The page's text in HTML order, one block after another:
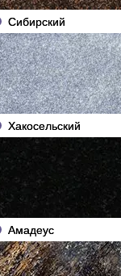
Сибирский
Хакосельский
Амадеус